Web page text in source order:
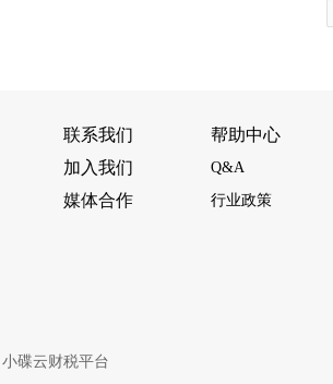
联系我们
加入我们
媒体合作
帮助中心
Q&A
行业政策
小碟云财税平台